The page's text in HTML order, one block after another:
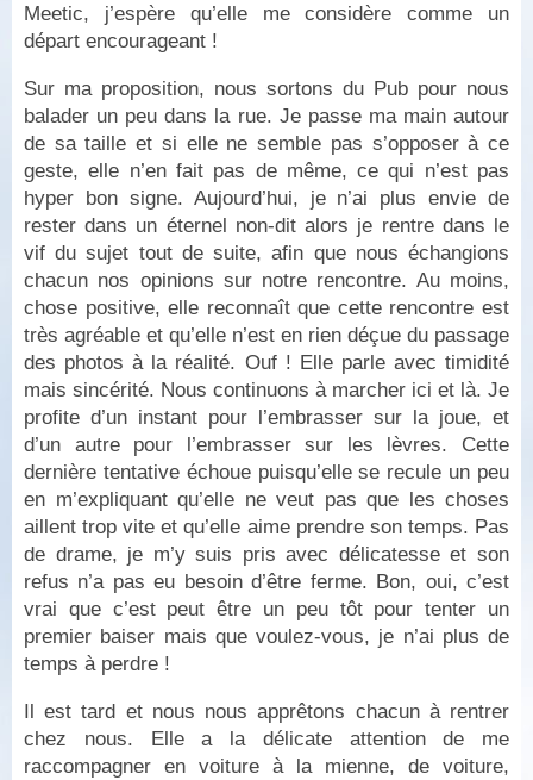
Meetic, j’espère qu’elle me considère comme un
départ encourageant !
Sur ma proposition, nous sortons du Pub pour nous
balader un peu dans la rue. Je passe ma main autour
de sa taille et si elle ne semble pas s’opposer à ce
geste, elle n’en fait pas de même, ce qui n’est pas
hyper bon signe. Aujourd’hui, je n’ai plus envie de
rester dans un éternel non-dit alors je rentre dans le
vif du sujet tout de suite, afin que nous échangions
chacun nos opinions sur notre rencontre. Au moins,
chose positive, elle reconnaît que cette rencontre est
très agréable et qu’elle n’est en rien déçue du passage
des photos à la réalité. Ouf ! Elle parle avec timidité
mais sincérité. Nous continuons à marcher ici et là. Je
profite d’un instant pour l’embrasser sur la joue, et
d’un autre pour l’embrasser sur les lèvres. Cette
dernière tentative échoue puisqu’elle se recule un peu
en m’expliquant qu’elle ne veut pas que les choses
aillent trop vite et qu’elle aime prendre son temps. Pas
de drame, je m’y suis pris avec délicatesse et son
refus n’a pas eu besoin d’être ferme. Bon, oui, c’est
vrai que c’est peut être un peu tôt pour tenter un
premier baiser mais que voulez-vous, je n’ai plus de
temps à perdre !
Il est tard et nous nous apprêtons chacun à rentrer
chez nous. Elle a la délicate attention de me
raccompagner en voiture à la mienne, de voiture,